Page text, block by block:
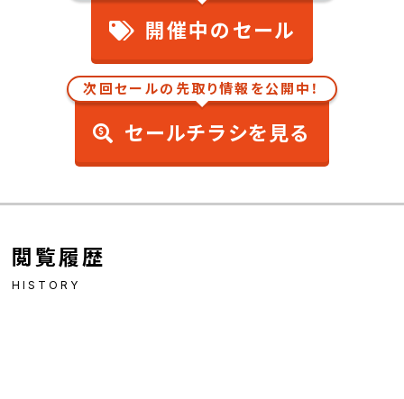
開催中のセール
次回セールの先取り情報を公開中！
セールチラシを見る
閲覧履歴
HISTORY